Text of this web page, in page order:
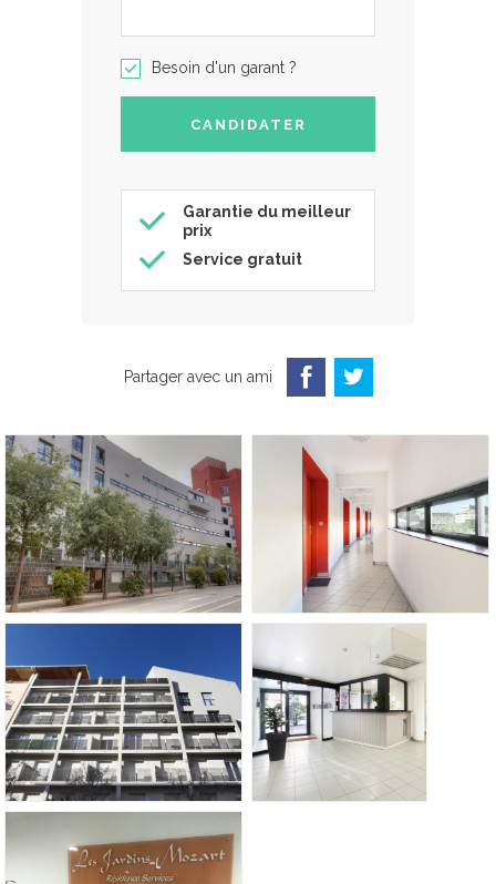
Besoin d'un garant ?
Garantie du meilleur
prix
Service gratuit
Partager avec un ami